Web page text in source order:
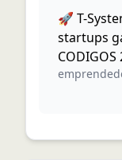
🚀 T-
startups
CODIGOS